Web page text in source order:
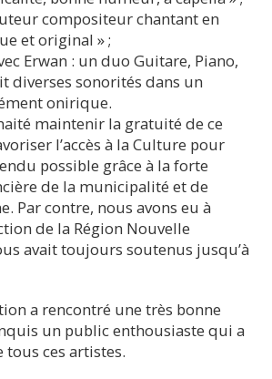
compositeur chantant en
et original » ;
Erwan : un duo Guitare, Piano,
diverses sonorités dans un
onirique.
maintenir la gratuité de ce
l’accès à la Culture pour
possible grâce à la forte
de la municipalité et de
Par contre, nous avons eu à
de la Région Nouvelle
avait toujours soutenus jusqu’à
a rencontré une très bonne
un public enthousiaste qui a
tous ces artistes.